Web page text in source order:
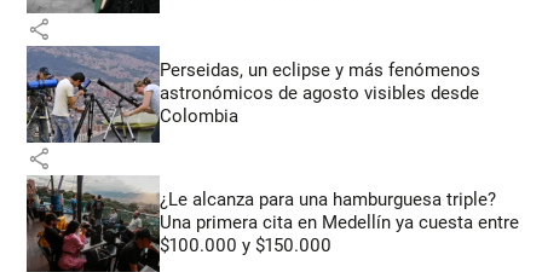
share
Perseidas, un eclipse y más fenómenos
astronómicos de agosto visibles desde
Colombia
share
¿Le alcanza para una hamburguesa triple?
Una primera cita en Medellín ya cuesta entre
$100.000 y $150.000